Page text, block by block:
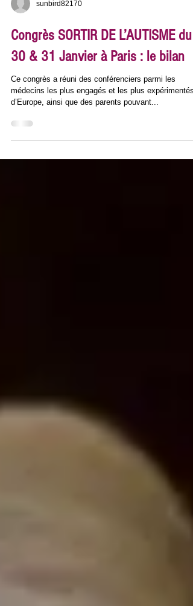
sunbird82170
Congrès SORTIR DE L’AUTISME du
30 & 31 Janvier à Paris : le bilan
Ce congrès a réuni des conférenciers parmi les
médecins les plus engagés et les plus expérimentés